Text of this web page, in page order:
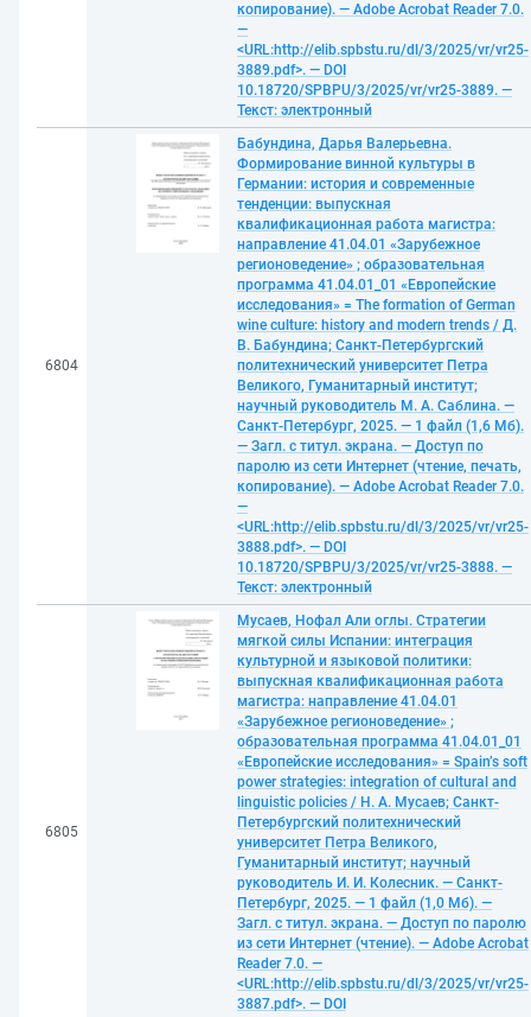
копирование). — Adobe Acrobat Reader 7.0.
—
<URL:http://elib.spbstu.ru/dl/3/2025/vr/vr25-
3889.pdf>. — DOI
10.18720/SPBPU/3/2025/vr/vr25-3889. —
Текст: электронный
6804
Бабундина, Дарья Валерьевна.
Формирование винной культуры в
Германии: история и современные
тенденции: выпускная
квалификационная работа магистра:
направление 41.04.01 «Зарубежное
регионоведение» ; образовательная
программа 41.04.01_01 «Европейские
исследования» = The formation of German
wine culture: history and modern trends / Д.
В. Бабундина; Санкт-Петербургский
политехнический университет Петра
Великого, Гуманитарный институт;
научный руководитель М. А. Саблина. —
Санкт-Петербург, 2025. — 1 файл (1,6 Мб).
— Загл. с титул. экрана. — Доступ по
паролю из сети Интернет (чтение, печать,
копирование). — Adobe Acrobat Reader 7.0.
—
<URL:http://elib.spbstu.ru/dl/3/2025/vr/vr25-
3888.pdf>. — DOI
10.18720/SPBPU/3/2025/vr/vr25-3888. —
Текст: электронный
6805
Мусаев, Нофал Али оглы. Стратегии
мягкой силы Испании: интеграция
культурной и языковой политики:
выпускная квалификационная работа
магистра: направление 41.04.01
«Зарубежное регионоведение» ;
образовательная программа 41.04.01_01
«Европейские исследования» = Spain’s soft
power strategies: integration of cultural and
linguistic policies / Н. А. Мусаев; Санкт-
Петербургский политехнический
университет Петра Великого,
Гуманитарный институт; научный
руководитель И. И. Колесник. — Санкт-
Петербург, 2025. — 1 файл (1,0 Мб). —
Загл. с титул. экрана. — Доступ по паролю
из сети Интернет (чтение). — Adobe Acrobat
Reader 7.0. —
<URL:http://elib.spbstu.ru/dl/3/2025/vr/vr25-
3887.pdf>. — DOI